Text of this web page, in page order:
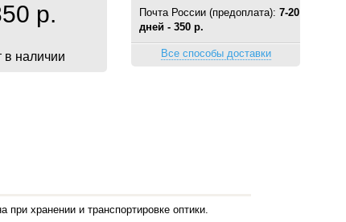
Почта России (предоплата): 7-20
дней - 350 р.
Все способы доставки
р.
в наличии
хранении и транспортировке оптики.